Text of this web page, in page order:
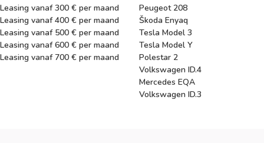
Leasing vanaf 300 € per maand
Leasing vanaf 400 € per maand
Leasing vanaf 500 € per maand
Leasing vanaf 600 € per maand
Leasing vanaf 700 € per maand
Peugeot 208
Škoda Enyaq
Tesla Model 3
Tesla Model Y
Polestar 2
Volkswagen ID.4
Mercedes EQA
Volkswagen ID.3